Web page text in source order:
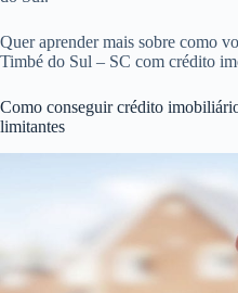
Quer aprender mais sobre como
Timbé do Sul – SC com crédito
Como conseguir crédito
limitantes